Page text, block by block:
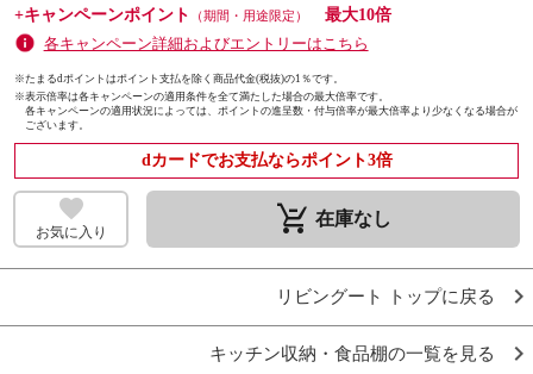
+キャンペーンポイント
（期間・用途限定）
最大10倍
各キャンペーン詳細およびエントリーはこちら
※たまるdポイントはポイント支払を除く商品代金(税抜)の1％です。
※表示倍率は各キャンペーンの適用条件を全て満たした場合の最大倍率です。
各キャンペーンの適用状況によっては、ポイントの進呈数・付与倍率が最大倍率より少なくなる場合が
ございます。
dカードでお支払ならポイント3倍
お気に入り remove_shopping_cart 在庫なし
リビングート トップに戻る
キッチン収納・食品棚の一覧を見る